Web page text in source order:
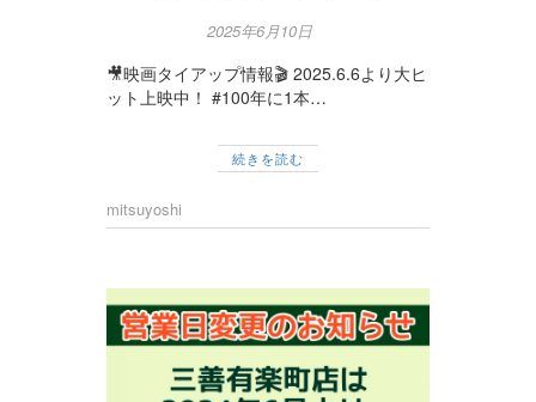
2025年6月10日
🎥映画タイアップ情報🎬 2025.6.6より大ヒ
ット上映中！ #100年に1本…
続きを読む
mitsuyoshi